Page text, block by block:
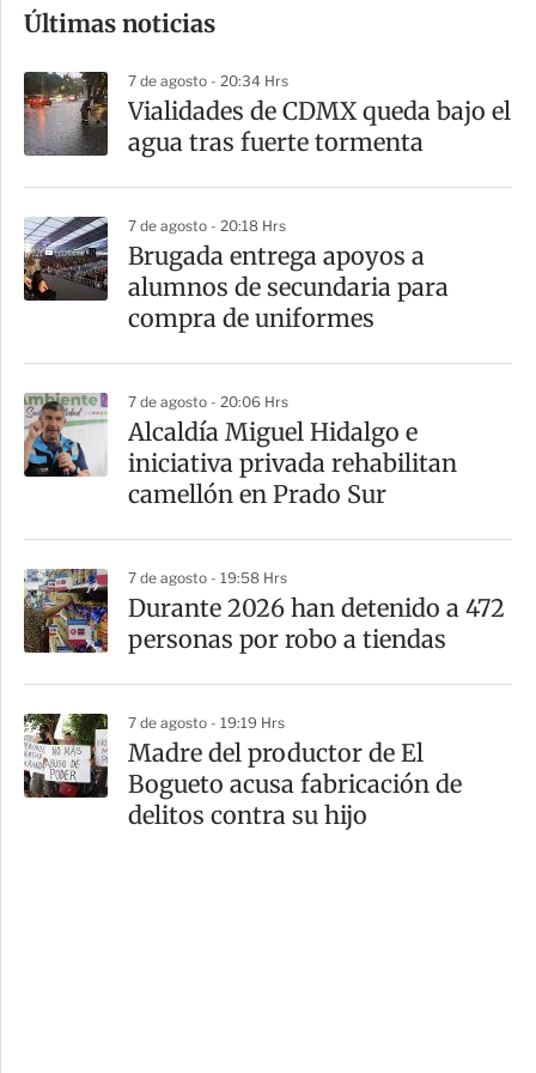
m
a
r
t
r
Últimas noticias
7 de agosto - 20:34 Hrs
Vialidades de CDMX queda bajo el
agua tras fuerte tormenta
7 de agosto - 20:18 Hrs
Brugada entrega apoyos a
alumnos de secundaria para
compra de uniformes
7 de agosto - 20:06 Hrs
Alcaldía Miguel Hidalgo e
iniciativa privada rehabilitan
camellón en Prado Sur
7 de agosto - 19:58 Hrs
Durante 2026 han detenido a 472
personas por robo a tiendas
7 de agosto - 19:19 Hrs
Madre del productor de El
Bogueto acusa fabricación de
delitos contra su hijo